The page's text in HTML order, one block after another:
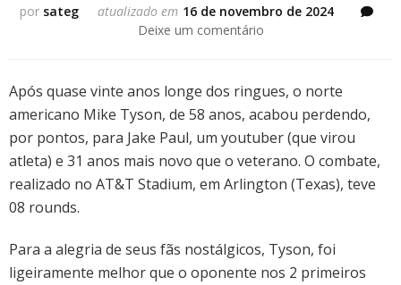
por sateg atualizado em 16 de novembro de 2024
Deixe um comentárioem
ao
Tyson
é
derrotado
por
Após quase vinte anos longe dos ringues, o norte
americano Mike Tyson, de 58 anos, acabou perdendo,
por pontos, para Jake Paul, um youtuber (que virou
atleta) e 31 anos mais novo que o veterano. O combate,
realizado no AT&T Stadium, em Arlington (Texas), teve
08 rounds.
Para a alegria de seus fãs nostálgicos, Tyson, foi
ligeiramente melhor que o oponente nos 2 primeiros